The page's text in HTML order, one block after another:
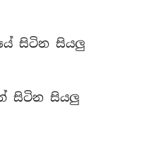
සිටින සියලු
සිටින සියලු